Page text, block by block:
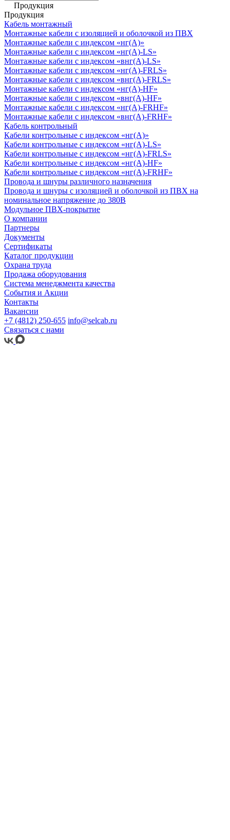
Продукция
Продукция
Кабель монтажный
Монтажные кабели с изоляцией и оболочкой из ПВХ
Монтажные кабели с индексом «нг(А)»
Монтажные кабели с индексом «нг(А)-LS»
Монтажные кабели с индексом «внг(А)-LS»
Монтажные кабели с индексом «нг(А)-FRLS»
Монтажные кабели с индексом «внг(А)-FRLS»
Монтажные кабели с индексом «нг(А)-HF»
Монтажные кабели с индексом «внг(А)-HF»
Монтажные кабели с индексом «нг(А)-FRHF»
Монтажные кабели с индексом «внг(А)-FRHF»
Кабель контрольный
Кабели контрольные с индексом «нг(А)»
Кабели контрольные с индексом «нг(А)-LS»
Кабели контрольные с индексом «нг(А)-FRLS»
Кабели контрольные с индексом «нг(А)-HF»
Кабели контрольные с индексом «нг(А)-FRHF»
Провода и шнуры различного назначения
Провода и шнуры с изоляцией и оболочкой из ПВХ на
номинальное напряжение до 380В
Модульное ПВХ-покрытие
О компании
Партнеры
Документы
Сертификаты
Каталог продукции
Охрана труда
Продажа оборудования
Система менеджмента качества
События и Акции
Контакты
Вакансии
+7 (4812) 250-655 info@selcab.ru
Связаться с нами